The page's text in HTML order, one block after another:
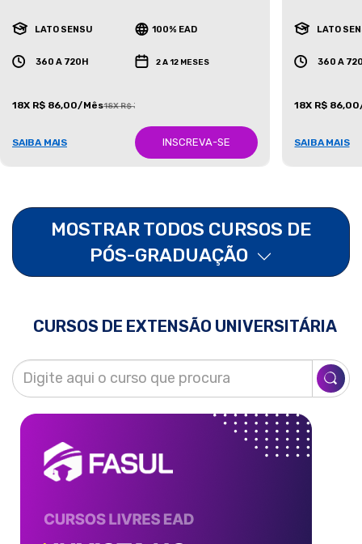
LATO SENSU 100% EAD
360 A 720H 2 A 12 MESES
18X R$ 86,00/Mês18X R$ 387,00/Mês
SAIBA MAIS INSCREVA-SE
LATO
360 A
18X R$
SAIBA MAIS
MOSTRAR TODOS CURSOS DE
PÓS-GRADUAÇÃO
CURSOS DE EXTENSÃO UNIVERSITÁRIA